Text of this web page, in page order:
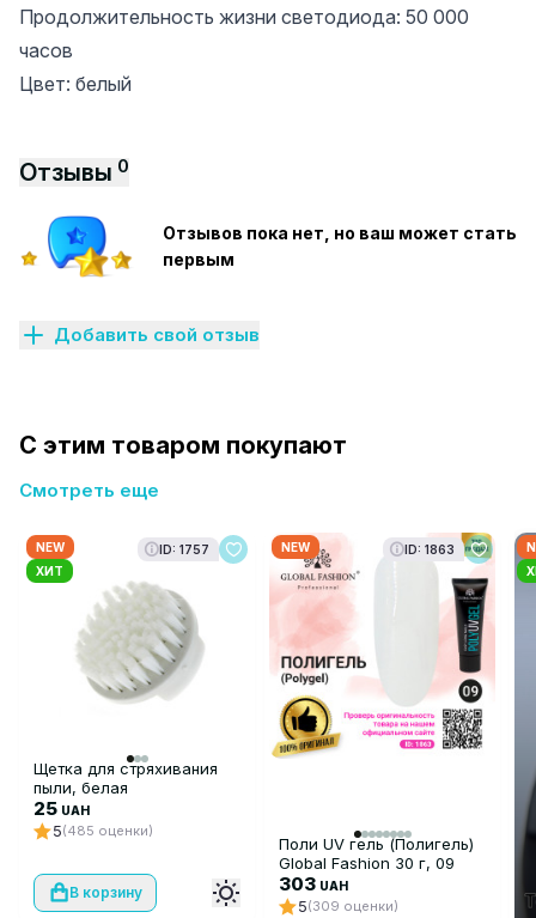
Продолжительность жизни светодиода: 50 000
часов
Цвет: белый
Отзывы 0
Отзывов пока нет, но ваш может стать
первым
Добавить свой отзыв
С этим товаром покупают
Смотреть еще
NEW
ХИТ
ID: 1757
Щетка для стряхивания
пыли, белая
25 UAH
5(485 оценки)
В корзину
NEW ID: 1863
Поли UV гель (Полигель)
Global Fashion 30 г, 09
прозрачный
303 UAH
5(309 оценки)